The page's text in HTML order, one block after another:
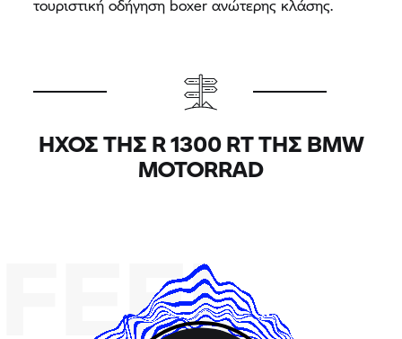
τουριστική οδήγηση boxer ανώτερης κλάσης.
ΉΧΟΣ ΤΗΣ R 1300 RT ΤΗΣ BMW
MOTORRAD
FEEL